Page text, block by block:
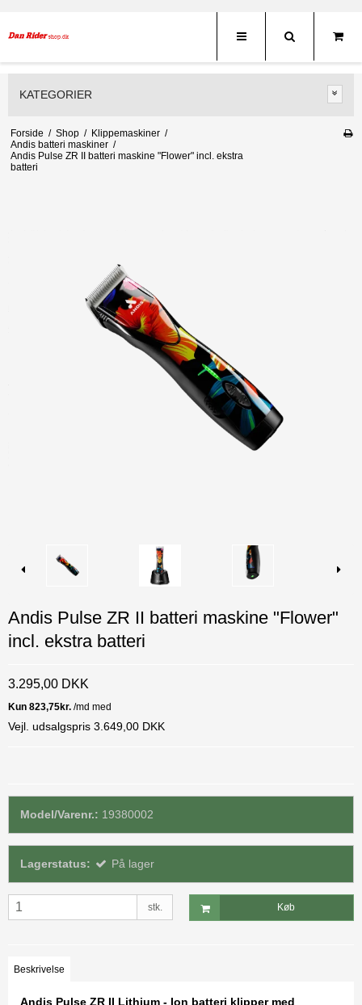
KATEGORIER
Forside / Shop / Klippemaskiner /
Andis batteri maskiner /
Andis Pulse ZR II batteri maskine "Flower" incl. ekstra
batteri
Andis Pulse ZR II batteri maskine "Flower"
incl. ekstra batteri
3.295,00 DKK
Vejl. udsalgspris 3.649,00 DKK
Model/Varenr.: 19380002
Lagerstatus: På lager
stk. Køb
Beskrivelse
Andis Pulse ZR II Lithium - Ion batteri klipper med